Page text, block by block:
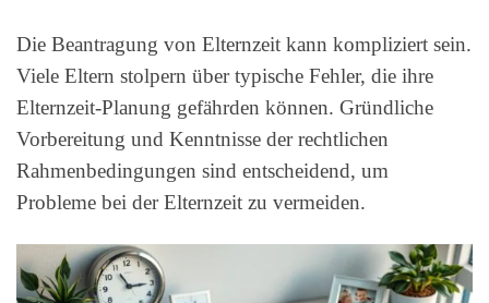
Die Beantragung von Elternzeit kann kompliziert sein.
Viele Eltern stolpern über typische Fehler, die ihre
Elternzeit-Planung gefährden können. Gründliche
Vorbereitung und Kenntnisse der rechtlichen
Rahmenbedingungen sind entscheidend, um
Probleme bei der Elternzeit zu vermeiden.